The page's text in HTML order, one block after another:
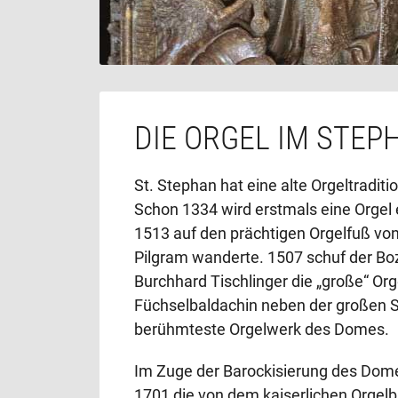
Propsteikirche, auf gleicher Ebene
Aposteln, und schließlich im Chor,
wie Thomas Ebendorfer berichtete,
farbiges, lebensnahes Portrait mit
DIE ORGEL IM
St. Stephan hat eine alte
Schon 1334 wird erstmals eine
1513 auf den prächtigen Orgelfuß
Pilgram wanderte. 1507 schuf der
Burchhard Tischlinger die „große“
Füchselbaldachin neben der großen
berühmteste Orgelwerk des Domes.
Im Zuge der Barockisierung des